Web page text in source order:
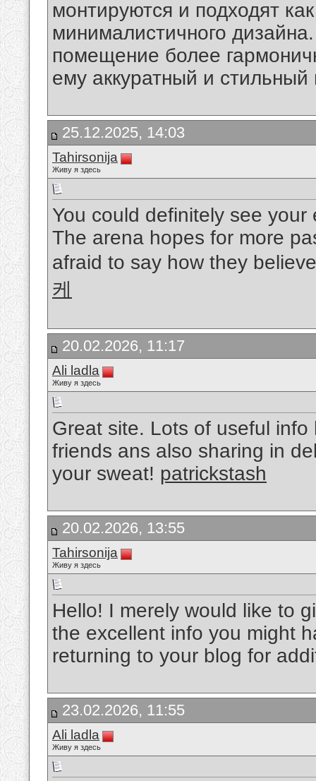
монтируются и подходят
минималистичного
помещение более
ему аккуратный и стильный
25.12.2025, 14:03
Tahirsonija
Живу я здесь
You could definitely see
The arena hopes for more
afraid to say how they
케
20.02.2026, 11:17
Ali ladla
Живу я здесь
Great site. Lots of useful info
friends ans also sharing in
your sweat! patrickstash
20.02.2026, 13:55
Tahirsonija
Живу я здесь
Hello! I merely would like to
the excellent info you might
returning to your blog for
23.02.2026, 11:55
Ali ladla
Живу я здесь